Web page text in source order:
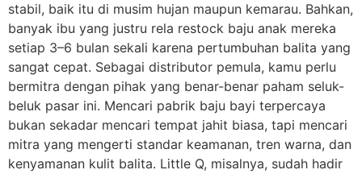
stabil, baik itu di musim hujan maupun kemarau. Bahkan,
banyak ibu yang justru rela restock baju anak mereka
setiap 3–6 bulan sekali karena pertumbuhan balita yang
sangat cepat. Sebagai distributor pemula, kamu perlu
bermitra dengan pihak yang benar-benar paham seluk-
beluk pasar ini. Mencari pabrik baju bayi terpercaya
bukan sekadar mencari tempat jahit biasa, tapi mencari
mitra yang mengerti standar keamanan, tren warna, dan
kenyamanan kulit balita. Little Q, misalnya, sudah hadir